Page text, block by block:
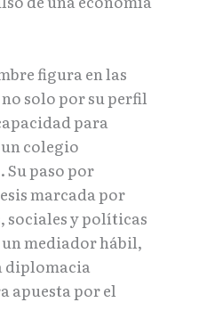
figura en las
solo por su perfil
para
colegio
paso por
marcada por
sociales y políticas
mediador hábil,
diplomacia
apuesta por el